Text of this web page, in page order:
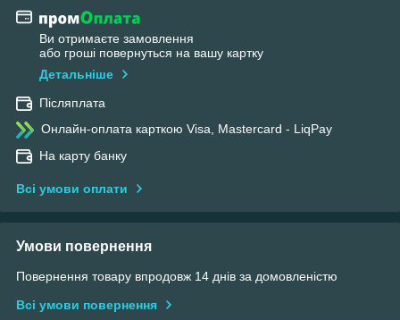
Ви отримаєте замовлення
або гроші повернуться на вашу картку
Детальніше
Післяплата
Онлайн-оплата карткою Visa, Mastercard - LiqPay
На карту банку
Всі умови оплати
Умови повернення
Повернення товару впродовж 14 днів за домовленістю
Всі умови повернення